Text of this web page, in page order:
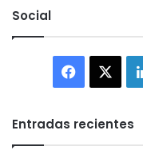
Social
Facebook
Entradas recientes